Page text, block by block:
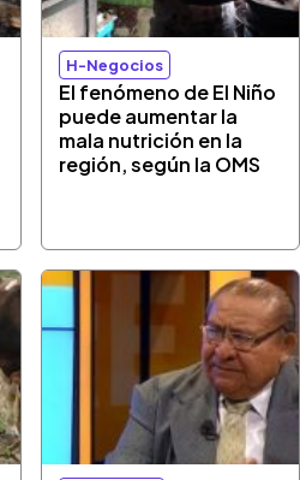
H-Negocios
El fenómeno de El Niño
puede aumentar la
mala nutrición en la
región, según la OMS